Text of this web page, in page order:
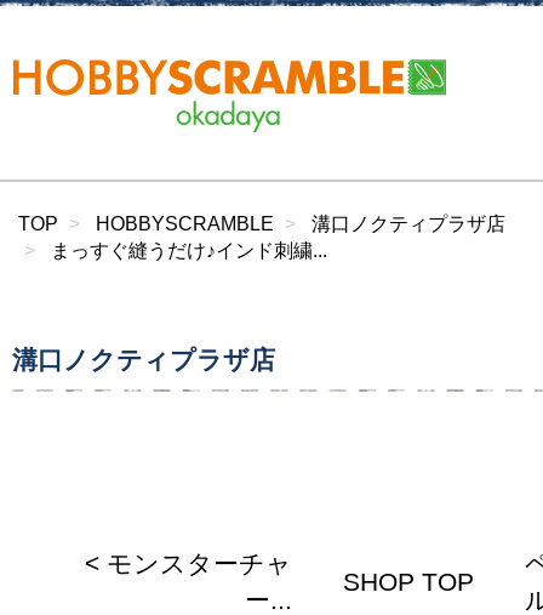
TOP HOBBYSCRAMBLE
溝口ノクティプラザ店
まっすぐ縫うだけ♪インド刺繍...
溝口ノクティプラザ店
< モンスターチャ
ー...
SHOP TOP